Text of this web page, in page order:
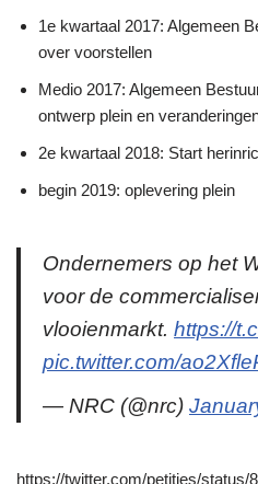
1e kwartaal 2017: Algemeen
over voorstellen
Medio 2017: Algemeen
ontwerp plein en
2e kwartaal 2018: Start
begin 2019: oplevering plein
Ondernemers op het
voor de
vlooienmarkt. https://
pic.twitter.com/
— NRC (@nrc)
https://twitter.com/petities/status/